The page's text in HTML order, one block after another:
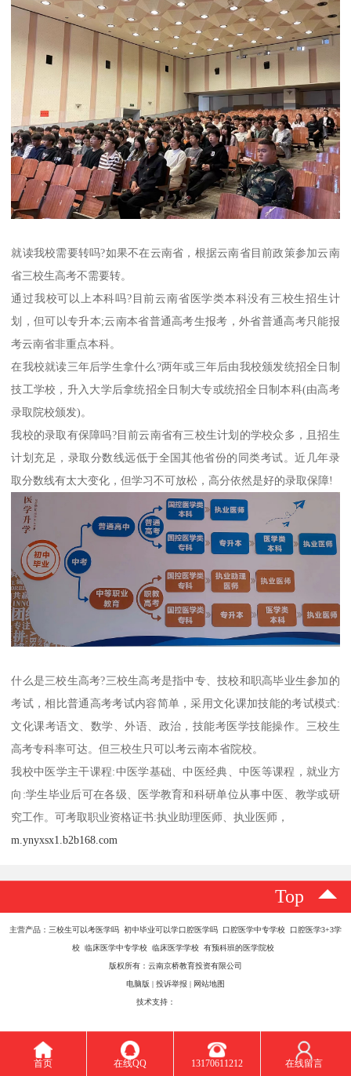
就读我校需要转吗?如果不在云南省，根据云南省目前政策参加云南
省三校生高考不需要转。
通过我校可以上本科吗?目前云南省医学类本科没有三校生招生计
划，但可以专升本;云南本省普通高考生报考，外省普通高考只能报
考云南省非重点本科。
在我校就读三年后学生拿什么?两年或三年后由我校颁发统招全日制
技工学校，升入大学后拿统招全日制大专或统招全日制本科(由高考
录取院校颁发)。
我校的录取有保障吗?目前云南省有三校生计划的学校众多，且招生
计划充足，录取分数线远低于全国其他省份的同类考试。近几年录
取分数线有太大变化，但学习不可放松，高分依然是好的录取保障!
什么是三校生高考?三校生高考是指中专、技校和职高毕业生参加的
考试，相比普通高考考试内容简单，采用文化课加技能的考试模式:
文化课考语文、数学、外语、政治，技能考医学技能操作。三校生
高考专科率可达。但三校生只可以考云南本省院校。
我校中医学主干课程:中医学基础、中医经典、中医等课程，就业方
向:学生毕业后可在各级、医学教育和科研单位从事中医、教学或研
究工作。可考取职业资格证书:执业助理医师、执业医师，
m.ynyxsx1.b2b168.com
Top
主营产品：三校生可以考医学吗 初中毕业可以学口腔医学吗 口腔医学中专学校 口腔医学3+3学
校 临床医学中专学校 临床医学学校 有预科班的医学院校
版权所有：云南京桥教育投资有限公司
电脑版 投诉举报 网站地图
技术支持：
首页 在线QQ 13170611212 在线留言